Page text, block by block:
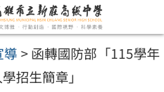
導 > 函轉國防部「115學年
招生簡章」